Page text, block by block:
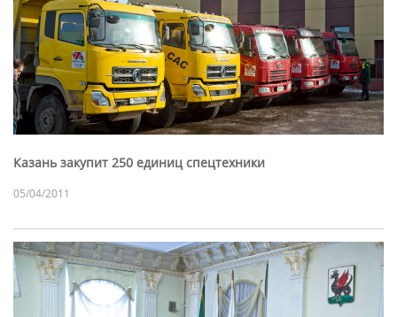
Казань закупит 250 единиц спецтехники
05/04/2011